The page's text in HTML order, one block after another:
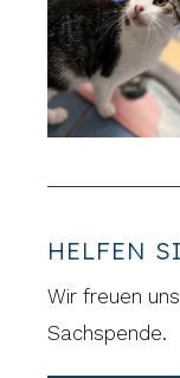
HELFEN
Wir freuen
Sachspende.